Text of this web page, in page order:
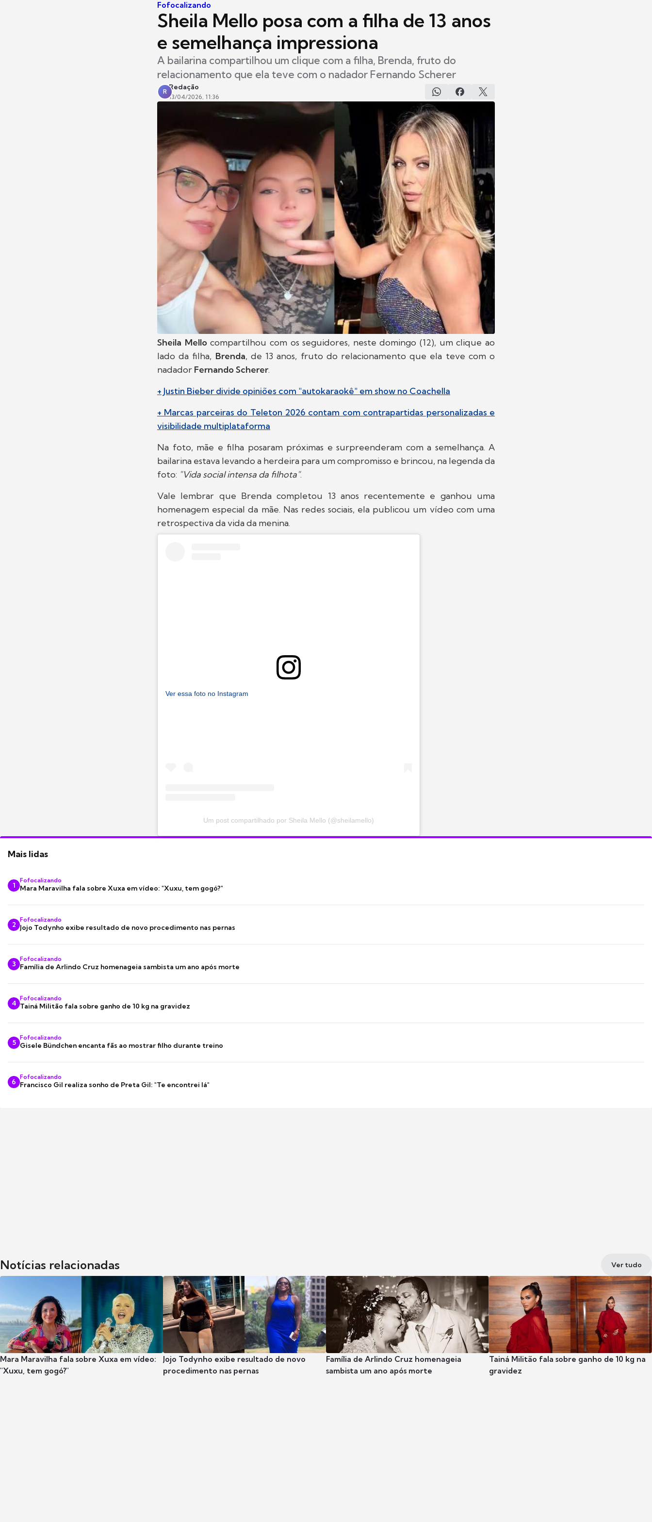
Fofocalizando
Sheila Mello posa com a filha de 13 anos
e semelhança impressiona
A bailarina compartilhou um clique com a filha, Brenda, fruto do
relacionamento que ela teve com o nadador Fernando Scherer
R
Redação
13/04/2026, 11:36
Sheila Mellocompartilhou com os seguidores, neste domingo (12), um clique ao
lado da filha, Brenda, de 13 anos, fruto do relacionamento que ela teve com o
nadador Fernando Scherer.
+ Justin Bieber divide opiniões com "autokaraokê" em show no Coachella
+ Marcas parceiras do Teleton 2026 contam com contrapartidas personalizadas e
visibilidade multiplataforma
Na foto, mãe e filha posaram próximas e surpreenderam com a semelhança. A
bailarina estava levando a herdeira para um compromisso e brincou, na legenda da
foto: "Vida social intensa da filhota".
Vale lembrar que Brenda completou 13 anos recentemente e ganhou uma
homenagem especial da mãe. Nas redes sociais, ela publicou um vídeo com uma
retrospectiva da vida da menina.
Ver essa foto no Instagram
Um post compartilhado por Sheila Mello (@sheilamello)
Mais lidas
1
Fofocalizando
Mara Maravilha fala sobre Xuxa em vídeo: "Xuxu, tem gogó?"
2
Fofocalizando
Jojo Todynho exibe resultado de novo procedimento nas pernas
3
Fofocalizando
Família de Arlindo Cruz homenageia sambista um ano após morte
4
Fofocalizando
Tainá Militão fala sobre ganho de 10 kg na gravidez
5
Fofocalizando
Gisele Bündchen encanta fãs ao mostrar filho durante treino
6
Fofocalizando
Francisco Gil realiza sonho de Preta Gil: "Te encontrei lá"
Notícias relacionadas Ver tudo
Mara Maravilha fala sobre Xuxa em vídeo:
"Xuxu, tem gogó?"
Jojo Todynho exibe resultado de novo
procedimento nas pernas
Família de Arlindo Cruz homenageia
sambista um ano após morte
Tainá Militão fala sobre ganho de 10 kg na
gravidez